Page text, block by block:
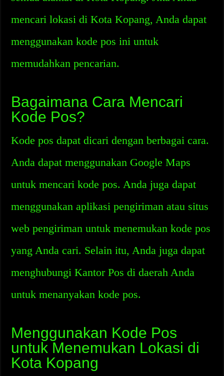
mencari lokasi di Kota Kopang, Anda dapat
menggunakan kode pos ini untuk
memudahkan pencarian.
Bagaimana Cara Mencari
Kode Pos?
Kode pos dapat dicari dengan berbagai cara.
Anda dapat menggunakan Google Maps
untuk mencari kode pos. Anda juga dapat
menggunakan aplikasi pengiriman atau situs
web pengiriman untuk menemukan kode pos
yang Anda cari. Selain itu, Anda juga dapat
menghubungi Kantor Pos di daerah Anda
untuk menanyakan kode pos.
Menggunakan Kode Pos
untuk Menemukan Lokasi di
Kota Kopang